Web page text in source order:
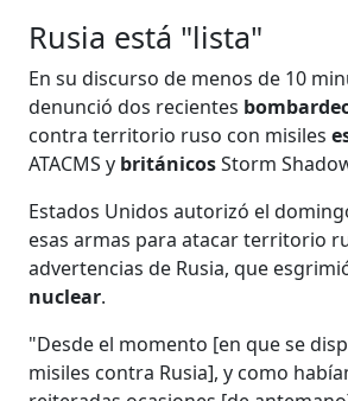
Rusia está "lista"
En su discurso de menos de 10
denunció dos recientes
contra territorio ruso con misiles
ATACMS y británicosStorm
Estados Unidos autorizó el
esas armas para atacar territorio
advertencias de Rusia, que
nuclear.
"Desde el momento [en que se
misiles contra Rusia], y como